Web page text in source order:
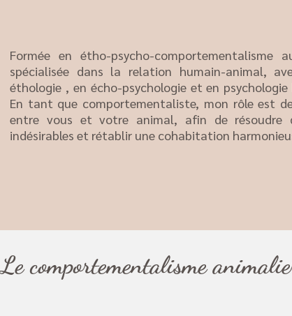
Formée en étho-psycho-comportementalisme
spécialisée dans la relation humain-animal,
éthologie , en écho-psychologie et en
En tant que comportementaliste, mon rôle est
entre vous et votre animal, afin de résoudre
indésirables et rétablir une cohabitation
Le comportementalisme